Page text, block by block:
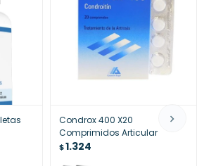
Condrox 400 X20
Comprimidos Articular
$1.324